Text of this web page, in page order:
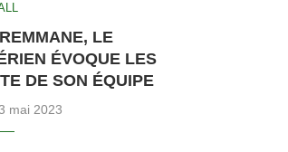
LE
ÉVOQUE LES
DE SON ÉQUIPE
mai 2023